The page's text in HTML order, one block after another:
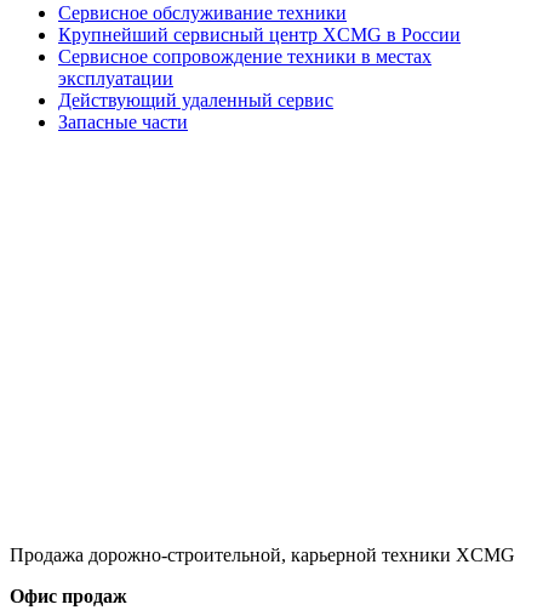
Сервисное обслуживание техники
Крупнейший сервисный центр XCMG в России
Сервисное сопровождение техники в местах
эксплуатации
Действующий удаленный сервис
Запасные части
Продажа дорожно-строительной, карьерной техники XCMG
Офис продаж